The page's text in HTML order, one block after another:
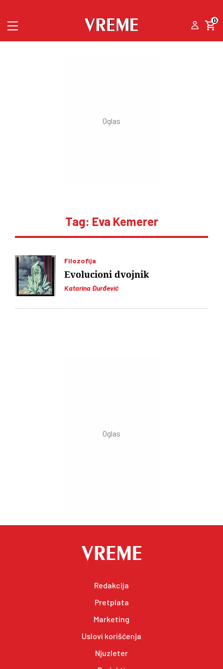
0
Tag: Eva Kemerer
Filozofija
Katarina Đurđević
Evolucioni dvojnik
Redakcija
Pretplata
Marketing
Uslovi korišćenja
Njuzleter